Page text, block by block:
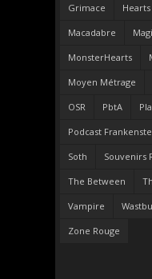
Grimace
Macadabre
MonsterHearts
Moyen Métrage
OSR PbtA
Podcast
Soth Souvenirs
The Between
Vampire
Zone Rouge